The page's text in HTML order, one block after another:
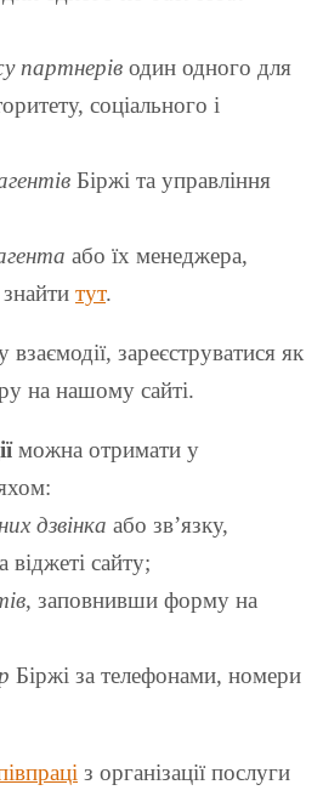
партнерів один одного для
соціального і
Біржі та управління
або їх менеджера,
тут.
зареєструватися як
на нашому сайті.
можна отримати у
дзвінка або зв’язку,
сайту;
, заповнивши форму на
Біржі за телефонами, номери
з організації послуги